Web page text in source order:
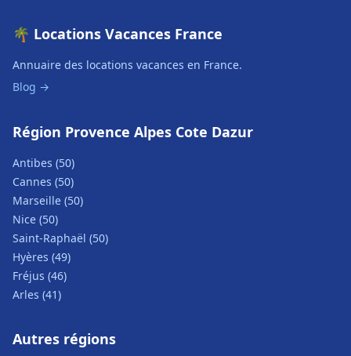
🌴 Locations Vacances France
Annuaire des locations vacances en France.
Blog →
Région Provence Alpes Cote Dazur
Antibes (50)
Cannes (50)
Marseille (50)
Nice (50)
Saint-Raphaël (50)
Hyères (49)
Fréjus (46)
Arles (41)
Autres régions